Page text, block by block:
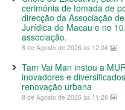
cerimónia de tomada de
direcção da Associação
Jurídica de Macau e no
associação.
8 de Agosto de 2026 às 12:04
Tam Vai Man instou a
inovadores e
renovação urbana
8 de Agosto de 2026 às 11:28